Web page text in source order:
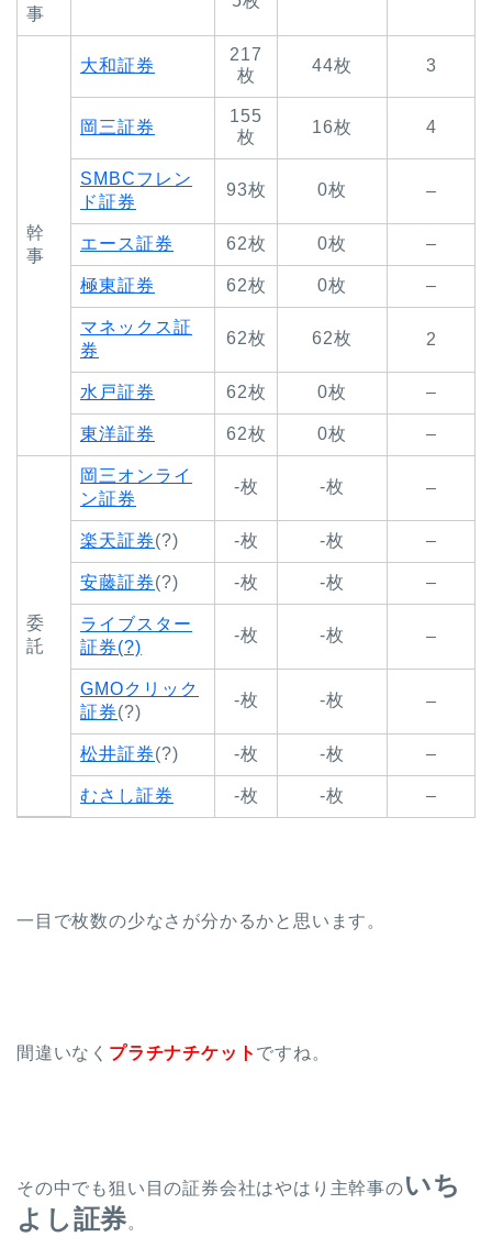
事
幹
事
大和証券
217
枚
44枚 3
岡三証券
155
枚
16枚 4
SMBCフレン
ド証券
93枚 0枚 –
エース証券 62枚 0枚 –
極東証券 62枚 0枚 –
マネックス証
券
62枚 62枚 2
水戸証券 62枚 0枚 –
東洋証券 62枚 0枚 –
委
託
岡三オンライ
ン証券
-枚 -枚 –
楽天証券(?) -枚 -枚 –
安藤証券(?) -枚 -枚 –
ライブスター
証券(?)
-枚 -枚 –
GMOクリック
証券(?)
-枚 -枚 –
松井証券(?) -枚 -枚 –
むさし証券 -枚 -枚 –
一目で枚数の少なさが分かるかと思います。
間違いなく プラチナチケット ですね。
その中でも狙い目の証券会社はやはり主幹事のいち
よし証券。